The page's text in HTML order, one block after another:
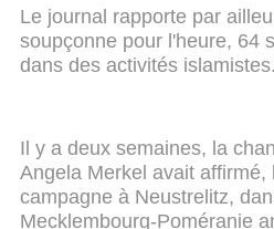
Le journal rapporte par
soupçonne pour l'heure, 64
dans des activités islamistes.
Il y a deux semaines, la
Angela Merkel avait affirmé,
campagne à Neustrelitz,
Mecklembourg-Poméranie